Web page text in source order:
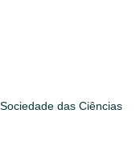
das Ciências